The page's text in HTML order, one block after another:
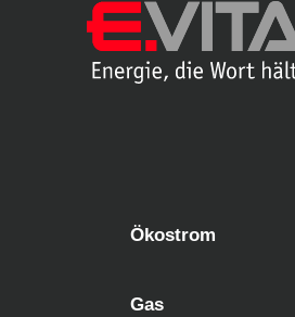
Ökostrom
Gas